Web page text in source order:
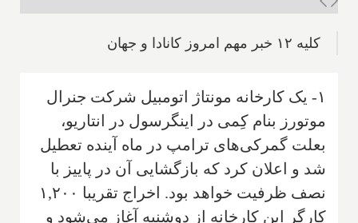
کلیه ۱۲ خبر مهم امروز کانادا و جهان
۱- یک کارخانه مونتاژ اتومبیل شرکت جنرال
موتورز بنام کِمی در اینگرسول در انتاریو،
بعلت گمرکی‌های ترامپ در ماه آینده تعطیل
شد و اعلان کرد که بازگشایی آن در پاییز با
نصف ظرفیت خواهد بود. اخراج تقریبا ۱,۲۰۰
کارگر این کارخانه از دوشنبه آغاز می‌شود و